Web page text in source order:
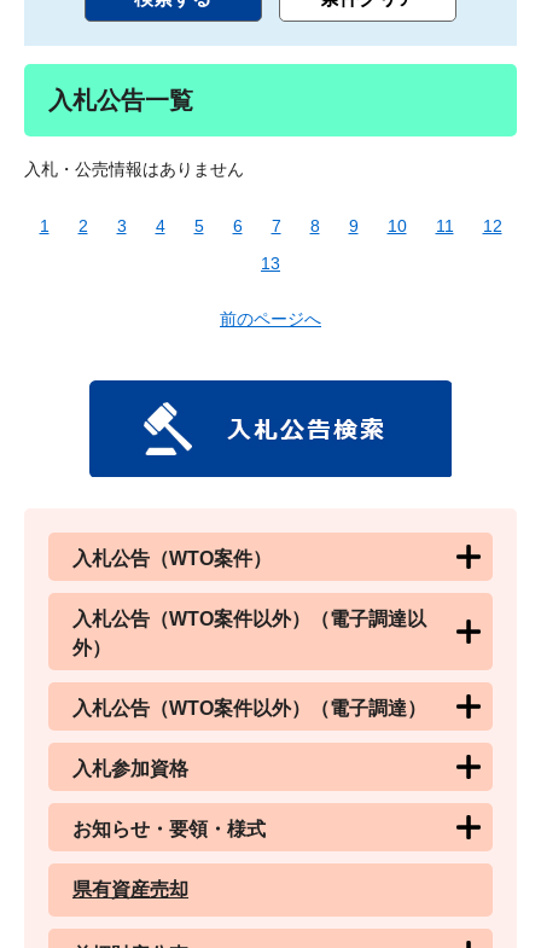
入札公告一覧
入札・公売情報はありません
1 2 3 4 5 6 7 8 9 10 11
12
13
前のページへ
入札公告（WTO案件）
入札公告（WTO案件以外）（電子調達以
外）
入札公告（WTO案件以外）（電子調達）
入札参加資格
お知らせ・要領・様式
県有資産売却